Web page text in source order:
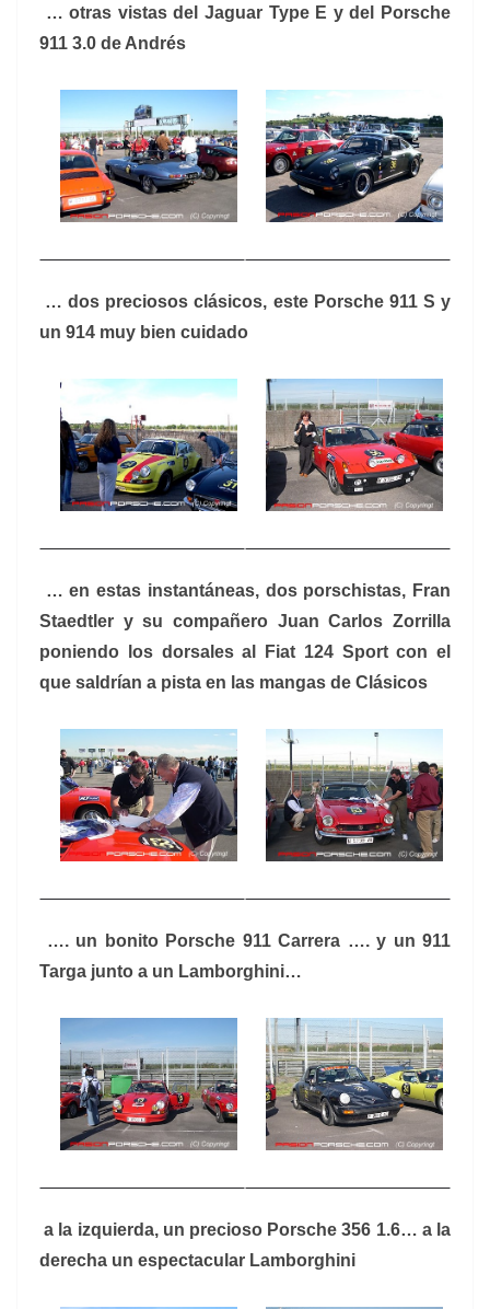
… otras vistas del Jaguar Type E y del Porsche
911 3.0 de Andrés
… dos preciosos clásicos, este Porsche 911 S y
un 914 muy bien cuidado
… en estas instantáneas, dos porschistas, Fran
Staedtler y su compañero Juan Carlos Zorrilla
poniendo los dorsales al Fiat 124 Sport con el
que saldrían a pista en las mangas de Clásicos
…. un bonito Porsche 911 Carrera …. y un 911
Targa junto a un Lamborghini…
a la izquierda, un precioso Porsche 356 1.6… a la
derecha un espectacular Lamborghini